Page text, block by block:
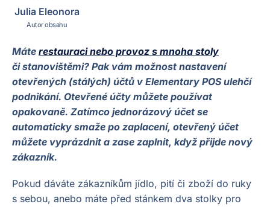
Julia Eleonora
Autor obsahu
Máte restauraci nebo provoz s mnoha stoly
či stanovištěmi? Pak vám možnost nastavení
otevřených (stálých) účtů v Elementary POS ulehčí
podnikání. Otevřené účty můžete používat
opakovaně. Zatímco jednorázový účet se
automaticky smaže po zaplacení, otevřený účet
můžete vyprázdnit a zase zaplnit, když přijde nový
zákazník.
Pokud dáváte zákazníkům jídlo, pití či zboží do ruky
s sebou, anebo máte před stánkem dva stolky pro